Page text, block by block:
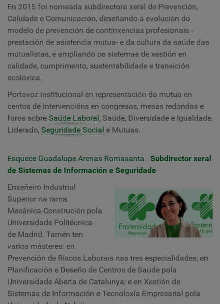
En 2015 foi nomeada subdirectora xeral de Prevención,
Calidade e Comunicación, deseñando a evolución do
modelo de prevención de continxencias profesionais -
prestación de asistencia mutua- e da cultura da saúde das
mutualistas, e ampliando os sistemas de xestión en
calidade, cumprimento, sustentabilidade e transición
ecolóxica.
Portavoz institucional en representación da mutua en
centos de intervencións en congresos, mesas redondas e
foros sobre Saúde Laboral, Saúde, Diversidade e Igualdade,
Liderado, Seguridade Social e Mutuas.
Esquece Guadalupe Arenas Romasanta. Subdirector xeral
de Sistemas de Información e Seguridade
Enxeñeiro Industrial
Superior na rama
Mecánica-Construción pola
Universidade Politécnica
de Madrid. Tamén ten
varios másteres: en
Prevención de Riscos Laborais nas tres especialidades; en
Planificación e Deseño de Centros de Saúde pola
Universidade Aberta de Catalunya; e en Xestión de
Sistemas de Información e Tecnoloxía Empresarial pola